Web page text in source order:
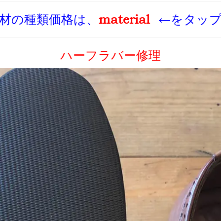
の種類価格は、 material ←をタッ
ハーフラバー修理